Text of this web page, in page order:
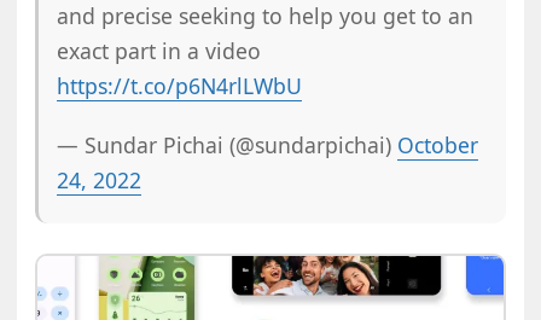
and precise seeking to help you get to an
exact part in a video
https://t.co/p6N4rlLWbU
— Sundar Pichai (@sundarpichai) October
24, 2022